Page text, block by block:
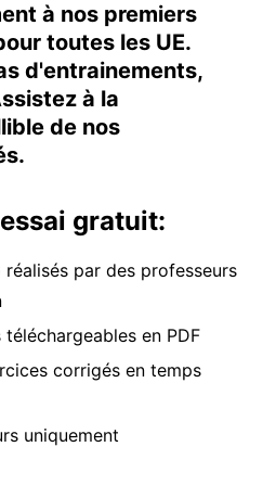
à nos premiers
toutes les UE.
d'entrainements,
à la
de nos
gratuit:
par des professeurs
en PDF
corrigés en temps
uniquement